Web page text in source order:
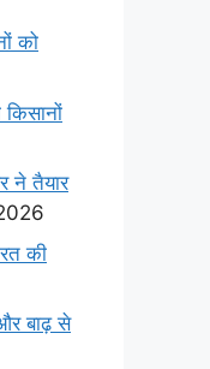
को
ने तैयार
की
बाढ़ से